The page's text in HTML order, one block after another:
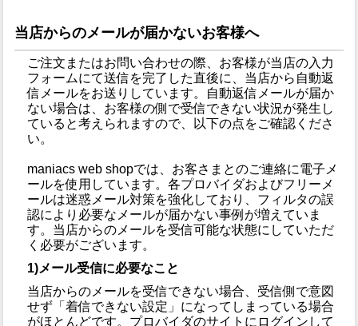
当店からのメールが届かないお客様へ
ご注文またはお問い合わせの際、お客様が当店の入力
フォームにて送信を完了した直後に、当店から自動返
信メールをお送りしています。自動返信メールが届か
ない場合は、お客様の側で受信できない状況が発生し
ていると考えられますので、以下の点をご確認くださ
い。
maniacs web shopでは、お客さまとのご連絡に電子メ
ールを使用しています。各プロバイダおよびフリーメ
ールは迷惑メール対策を強化しており、フィルタの誤
認により必要なメールが届かない事例が増えていま
す。当店からのメールを受信可能な状態にしていただ
く必要がございます。
1)メール受信に必要なこと
当店からのメールを受信できない場合、受信側で意図
せず「着信できない設定」になってしまっている場合
がほとんどです。プロバイダのサイトにログインして